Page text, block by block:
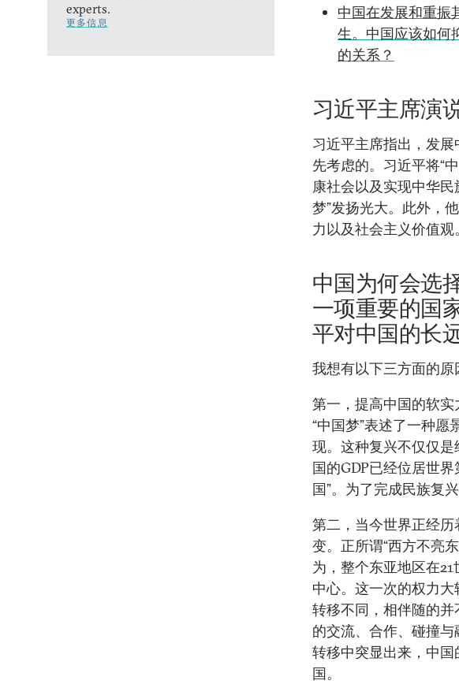
experts.
更多信息
中国在发展和重振
生。中国应该如何
的关系？
习近平主席演
习近平主席指出，发
先考虑的。习近平将“
康社会以及实现中华
梦”发扬光大。此外，
力以及社会主义价值观。
中国为何会选
一项重要的国
平对中国的长
我想有以下三方面的原
第一，提高中国的软实
“中国梦”表述了一种
现。这种复兴不仅仅
国的GDP已经位居世
国”。为了完成民族复
第二，当今世界正经
变。正所谓“西方不亮
为，整个东亚地区在
中心。这一次的权力大
转移不同，相伴随的
的交流、合作、碰撞
转移中突显出来，中
国。